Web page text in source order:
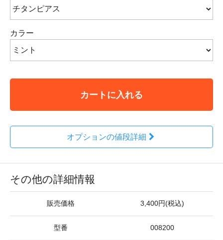
カラー
カートに入れる
オプションの値段詳細
その他の詳細情報
販売価格 3,400円(税込)
型番 008200